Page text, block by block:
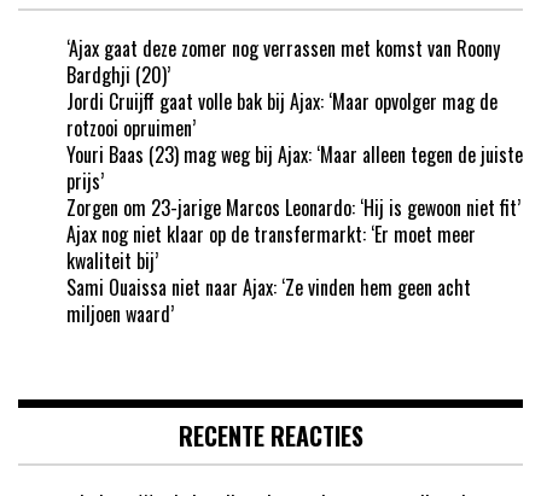
‘Ajax gaat deze zomer nog verrassen met komst van Roony
Bardghji (20)’
Jordi Cruijff gaat volle bak bij Ajax: ‘Maar opvolger mag de
rotzooi opruimen’
Youri Baas (23) mag weg bij Ajax: ‘Maar alleen tegen de juiste
prijs’
Zorgen om 23-jarige Marcos Leonardo: ‘Hij is gewoon niet fit’
Ajax nog niet klaar op de transfermarkt: ‘Er moet meer
kwaliteit bij’
Sami Ouaissa niet naar Ajax: ‘Ze vinden hem geen acht
miljoen waard’
RECENTE REACTIES